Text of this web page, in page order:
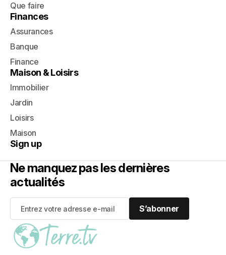
Que faire
Finances
Assurances
Banque
Finance
Maison & Loisirs
Immobilier
Jardin
Loisirs
Maison
Sign up
Ne manquez pas les dernières
actualités
S’abonner
S’abonner